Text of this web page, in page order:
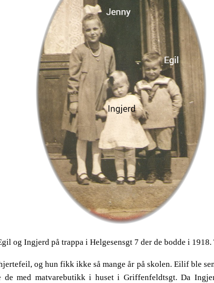
og Ingjerd på trappa i Helgesensgt 7 der de bodde i
og hun fikk ikke så mange år på skolen. Eilif ble
de med matvarebutikk i huset i Griffenfeldtsgt. Da